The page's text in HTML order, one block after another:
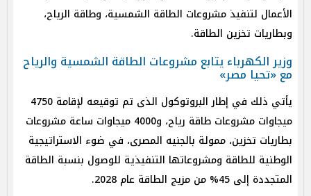
الأعمال لتنفيذ مشروعات الطاقة الشمسية، وطاقة الرياح،
وبطاريات تخزين الطاقة.
وزير الكهرباء يتابع مشروعات الطاقة الشمسية والرياح
مع «تحيا مصر»
يأتي ذلك في إطار البروتوكول الذى تم توقيعه لإقامة 4750
ميجاوات مشروعات طاقة رياح، و4000 ميجاوات ساعة مشروعات
بطاريات تخزين، ممولة بالجنيه المصرى، في ضوء الاستراتيجية
الوطنية للطاقة ومشروعاتها التنفيذية للوصول بنسبة الطاقة
المتجددة إلى 45% من مزيج الطاقة عام 2028.